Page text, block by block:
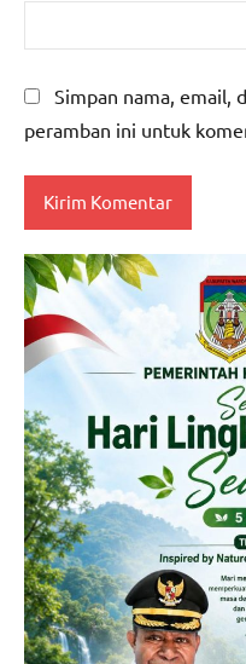
Simpan nama, email,
peramban ini untuk